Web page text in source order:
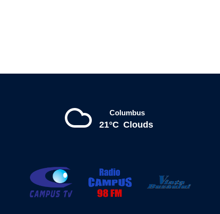
Columbus
21°C Clouds